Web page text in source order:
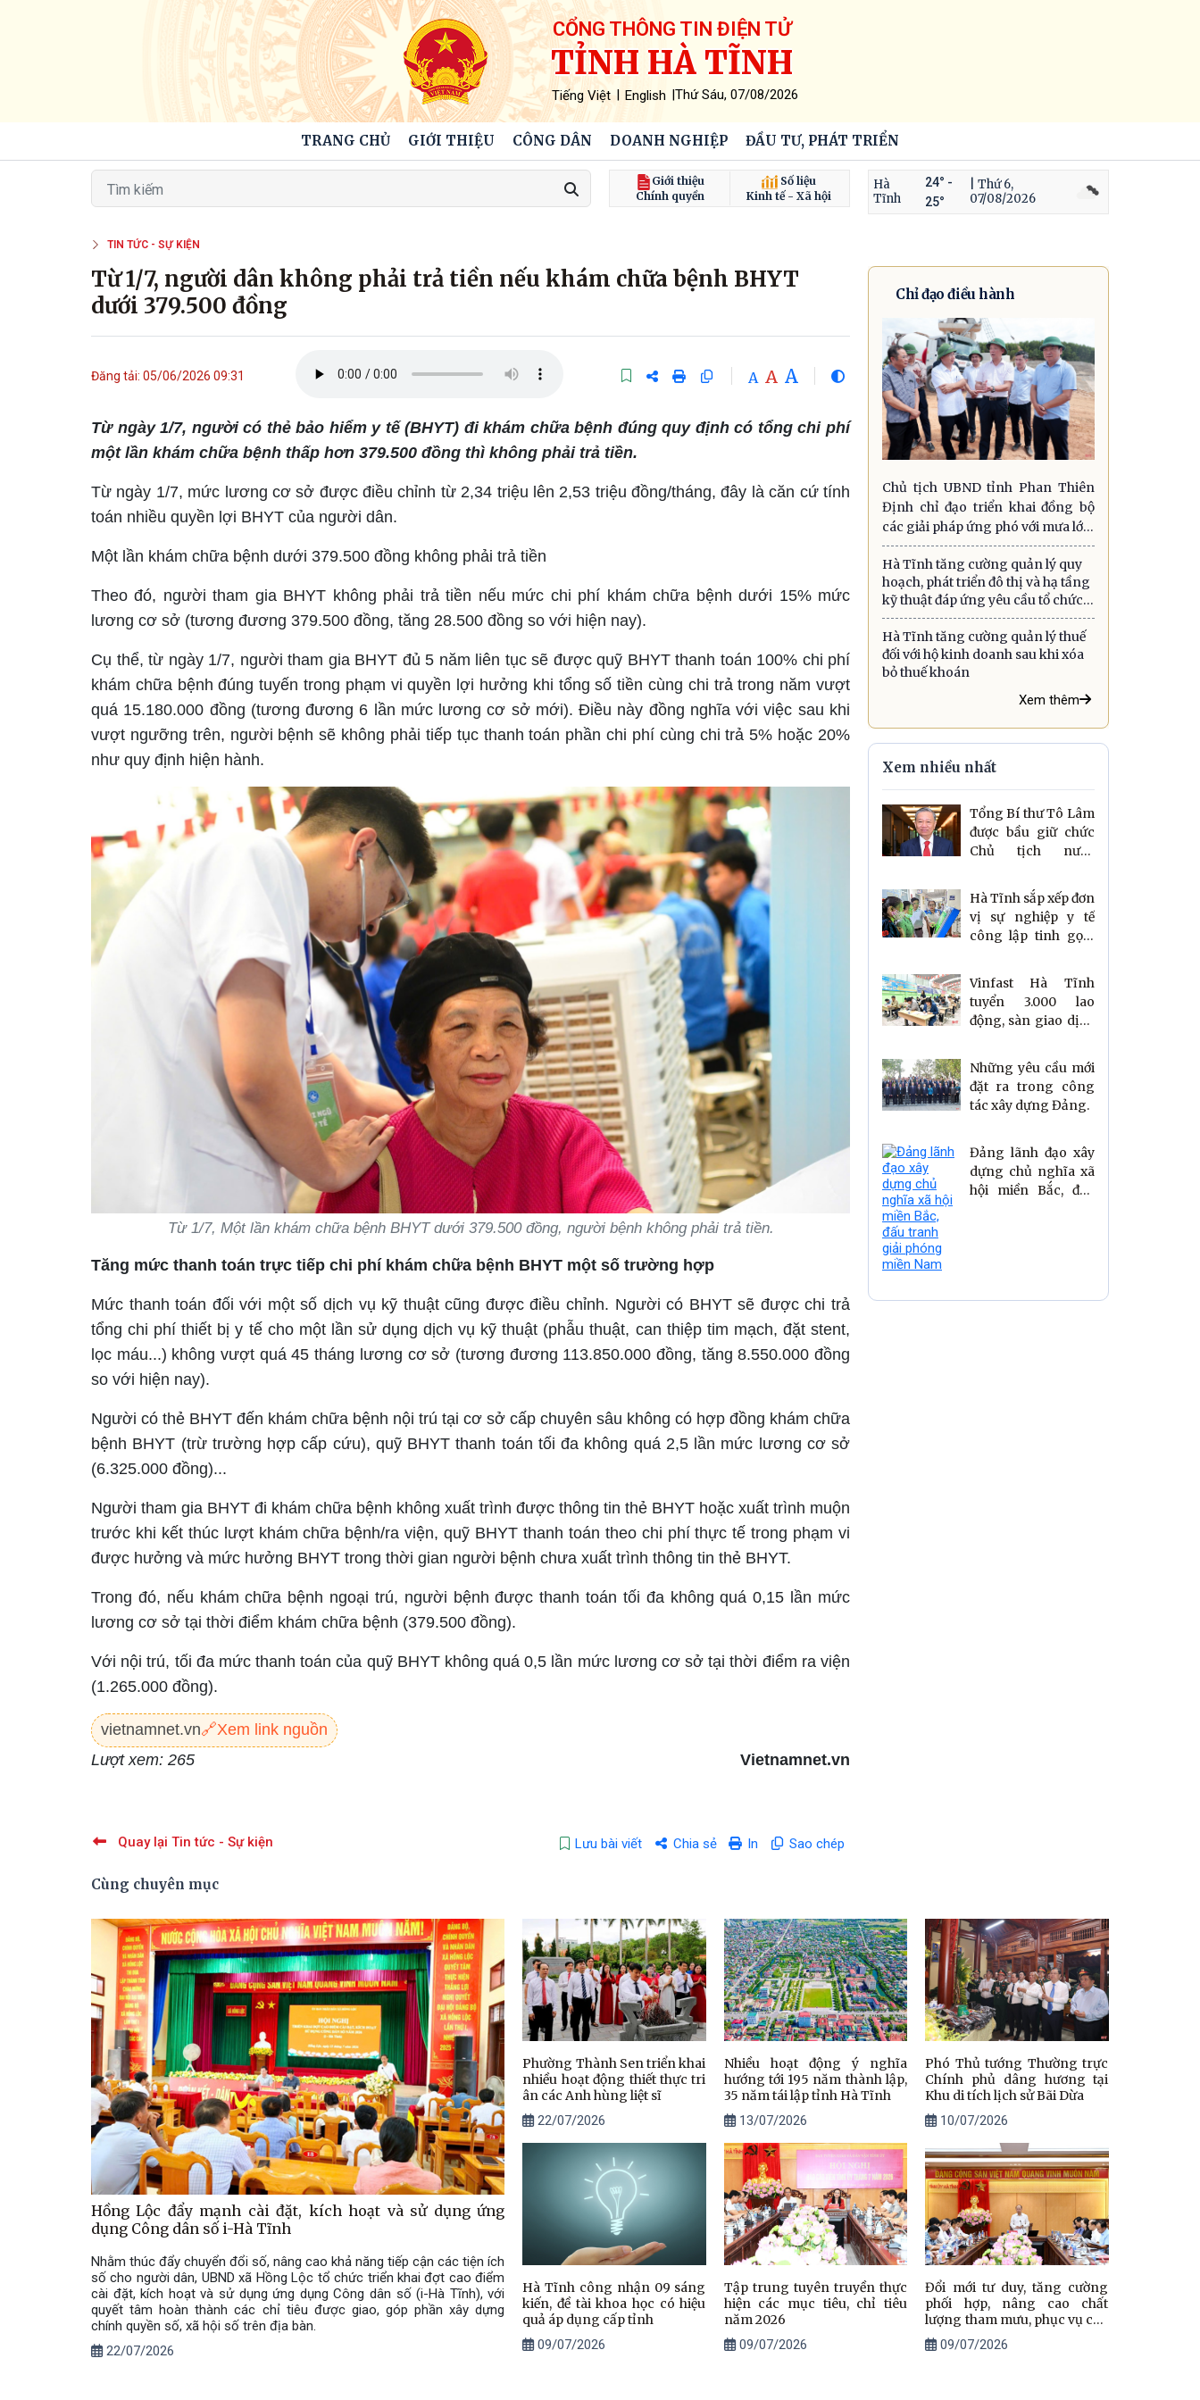
CỔNG THÔNG TIN ĐIỆN TỬ
TỈNH HÀ TĨNH
Tiếng Việt | English |Thứ Sáu, 07/08/2026
TRANG CHỦ GIỚI THIỆU CÔNG DÂN DOANH NGHIỆP ĐẦU TƯ, PHÁT TRIỂN
Giới thiệu
Chính quyền
Số liệu
Kinh tế - Xã hội
Hà
Tĩnh
24° -
25°
| Thứ 6,
07/08/2026
TIN TỨC - SỰ KIỆN
Từ 1/7, người dân không phải trả tiền nếu khám chữa bệnh BHYT
dưới 379.500 đồng
Đăng tải: 05/06/2026 09:31 A A A
Từ ngày 1/7, người có thẻ bảo hiểm y tế (BHYT) đi khám chữa bệnh đúng quy định có tổng chi phí
một lần khám chữa bệnh thấp hơn 379.500 đồng thì không phải trả tiền.
Từ ngày 1/7, mức lương cơ sở được điều chỉnh từ 2,34 triệu lên 2,53 triệu đồng/tháng, đây là căn cứ tính
toán nhiều quyền lợi BHYT của người dân.
Một lần khám chữa bệnh dưới 379.500 đồng không phải trả tiền
Theo đó, người tham gia BHYT không phải trả tiền nếu mức chi phí khám chữa bệnh dưới 15% mức
lương cơ sở (tương đương 379.500 đồng, tăng 28.500 đồng so với hiện nay).
Cụ thể, từ ngày 1/7, người tham gia BHYT đủ 5 năm liên tục sẽ được quỹ BHYT thanh toán 100% chi phí
khám chữa bệnh đúng tuyến trong phạm vi quyền lợi hưởng khi tổng số tiền cùng chi trả trong năm vượt
quá 15.180.000 đồng (tương đương 6 lần mức lương cơ sở mới). Điều này đồng nghĩa với việc sau khi
vượt ngưỡng trên, người bệnh sẽ không phải tiếp tục thanh toán phần chi phí cùng chi trả 5% hoặc 20%
như quy định hiện hành.
Từ 1/7, Một lần khám chữa bệnh BHYT dưới 379.500 đồng, người bệnh không phải trả tiền.
Tăng mức thanh toán trực tiếp chi phí khám chữa bệnh BHYT một số trường hợp
Mức thanh toán đối với một số dịch vụ kỹ thuật cũng được điều chỉnh. Người có BHYT sẽ được chi trả
tổng chi phí thiết bị y tế cho một lần sử dụng dịch vụ kỹ thuật (phẫu thuật, can thiệp tim mạch, đặt stent,
lọc máu...) không vượt quá 45 tháng lương cơ sở (tương đương 113.850.000 đồng, tăng 8.550.000 đồng
so với hiện nay).
Người có thẻ BHYT đến khám chữa bệnh nội trú tại cơ sở cấp chuyên sâu không có hợp đồng khám chữa
bệnh BHYT (trừ trường hợp cấp cứu), quỹ BHYT thanh toán tối đa không quá 2,5 lần mức lương cơ sở
(6.325.000 đồng)...
Người tham gia BHYT đi khám chữa bệnh không xuất trình được thông tin thẻ BHYT hoặc xuất trình muộn
trước khi kết thúc lượt khám chữa bệnh/ra viện, quỹ BHYT thanh toán theo chi phí thực tế trong phạm vi
được hưởng và mức hưởng BHYT trong thời gian người bệnh chưa xuất trình thông tin thẻ BHYT.
Trong đó, nếu khám chữa bệnh ngoại trú, người bệnh được thanh toán tối đa không quá 0,15 lần mức
lương cơ sở tại thời điểm khám chữa bệnh (379.500 đồng).
Với nội trú, tối đa mức thanh toán của quỹ BHYT không quá 0,5 lần mức lương cơ sở tại thời điểm ra viện
(1.265.000 đồng).
vietnamnet.vn🔗Xem link nguồn
Lượt xem: 265
Vietnamnet.vn
Quay lại Tin tức - Sự kiện Lưu bài viết Chia sẻ In Sao chép
Chỉ đạo điều hành
Chủ tịch UBND tỉnh Phan Thiên
Định chỉ đạo triển khai đồng bộ
các giải pháp ứng phó với mưa lớn,
lũ quét, sạt lở đất và gió mạnh trên
biển
Hà Tĩnh tăng cường quản lý quy
hoạch, phát triển đô thị và hạ tầng
kỹ thuật đáp ứng yêu cầu tổ chức
chính quyền địa phương hai cấp
Hà Tĩnh tăng cường quản lý thuế
đối với hộ kinh doanh sau khi xóa
bỏ thuế khoán
Xem thêm
Xem nhiều nhất
Tổng Bí thư Tô Lâm
được bầu giữ chức
Chủ tịch nước
Hà Tĩnh sắp xếp đơn
vị sự nghiệp y tế
công lập tinh gọn,
mới về chăm sóc sức
khỏe Nhân dân
Vinfast Hà Tĩnh
tuyển 3.000 lao
động, sàn giao dịch
Những yêu cầu mới
đặt ra trong công
tác xây dựng Đảng.
Đảng lãnh đạo xây
dựng chủ nghĩa xã
hội miền Bắc, đấu
Cùng chuyên mục
Hồng Lộc đẩy mạnh cài đặt, kích hoạt và sử dụng ứng
dụng Công dân số i-Hà Tĩnh
Nhằm thúc đẩy chuyển đổi số, nâng cao khả năng tiếp cận các tiện ích
số cho người dân, UBND xã Hồng Lộc tổ chức triển khai đợt cao điểm
cài đặt, kích hoạt và sử dụng ứng dụng Công dân số (i-Hà Tĩnh), với
quyết tâm hoàn thành các chỉ tiêu được giao, góp phần xây dựng
chính quyền số, xã hội số trên địa bàn.
22/07/2026
Phường Thành Sen triển khai
nhiều hoạt động thiết thực tri
ân các Anh hùng liệt sĩ
22/07/2026
Nhiều hoạt động ý nghĩa
hướng tới 195 năm thành lập,
35 năm tái lập tỉnh Hà Tĩnh
13/07/2026
Phó Thủ tướng Thường trực
Chính phủ dâng hương tại
Khu di tích lịch sử Bãi Dừa
10/07/2026
Hà Tĩnh công nhận 09 sáng
kiến, đề tài khoa học có hiệu
quả áp dụng cấp tỉnh
09/07/2026
Tập trung tuyên truyền thực
hiện các mục tiêu, chỉ tiêu
năm 2026
09/07/2026
Đổi mới tư duy, tăng cường
phối hợp, nâng cao chất
lượng tham mưu, phục vụ cấp
ủy
09/07/2026